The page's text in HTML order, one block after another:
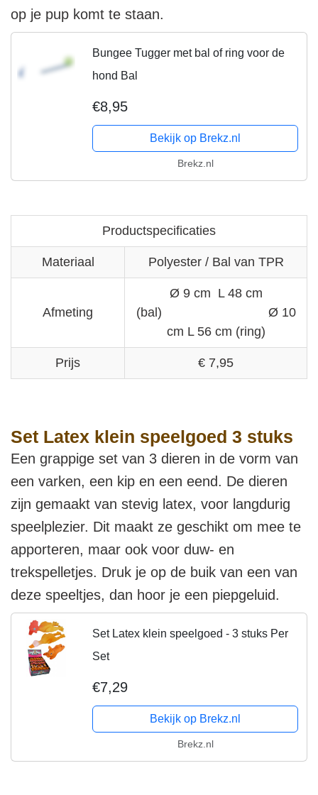
op je pup komt te staan.
Bungee Tugger met bal of ring voor de
hond Bal
€8,95
Bekijk op Brekz.nl
Brekz.nl
Productspecificaties
Materiaal Polyester / Bal van TPR
Afmeting
Ø 9 cm L 48 cm
(bal) Ø 10
cm L 56 cm (ring)
Prijs € 7,95
Set Latex klein speelgoed 3 stuks
Een grappige set van 3 dieren in de vorm van
een varken, een kip en een eend. De dieren
zijn gemaakt van stevig latex, voor langdurig
speelplezier. Dit maakt ze geschikt om mee te
apporteren, maar ook voor duw- en
trekspelletjes. Druk je op de buik van een van
deze speeltjes, dan hoor je een piepgeluid.
Set Latex klein speelgoed - 3 stuks Per
Set
€7,29
Bekijk op Brekz.nl
Brekz.nl